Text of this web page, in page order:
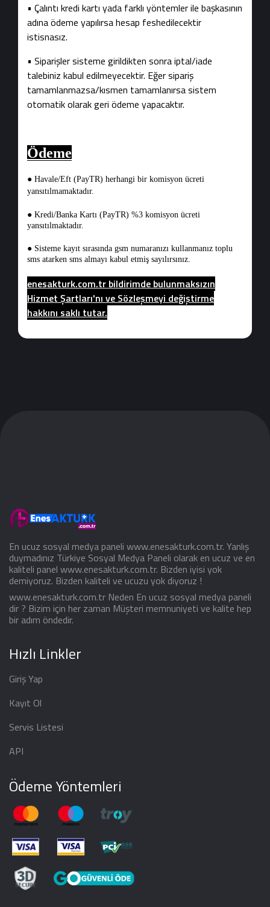
• Çalıntı kredi kartı yada farklı yöntemler ile başkasının
adına ödeme yapılırsa hesap feshedilecektir
istisnasız.
• Siparişler sisteme girildikten sonra iptal/iade
talebiniz kabul edilmeyecektir. Eğer sipariş
tamamlanmazsa/kısmen tamamlanırsa sistem
otomatik olarak geri ödeme yapacaktır.
Ödeme
● Havale/Eft (PayTR) herhangi bir komisyon ücreti
yansıtılmamaktadır.
● Kredi/Banka Kartı (PayTR) %3 komisyon ücreti
yansıtılmaktadır.
● Sisteme kayıt sırasında gsm numaranızı kullanmanız toplu
sms atarken sms almayı kabul etmiş sayılırsınız
enesakturk.com.tr bildirimde bulunmaksızın
Hizmet Şartları'nı ve Sözleşmeyi değiştirme
hakkını saklı tutar.
En ucuz sosyal medya paneli www.enesakturk.com.tr. Yanlış
duymadınız Türkiye Sosyal Medya Paneli olarak en ucuz ve en
kaliteli panel www.enesakturk.com.tr. Bizden iyisi yok
demiyoruz. Bizden kaliteli ve ucuzu yok diyoruz !
www.enesakturk.com.tr Neden En ucuz sosyal medya paneli
dir ? Bizim için her zaman Müşteri memnuniyeti ve kalite hep
bir adım öndedir.
Hızlı Linkler
Giriş Yap
Kayıt Ol
Servis Listesi
API
Ödeme Yöntemleri